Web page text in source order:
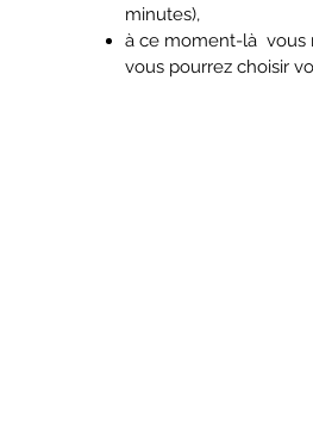
minutes),
à ce moment-là vous
vous pourrez choisir